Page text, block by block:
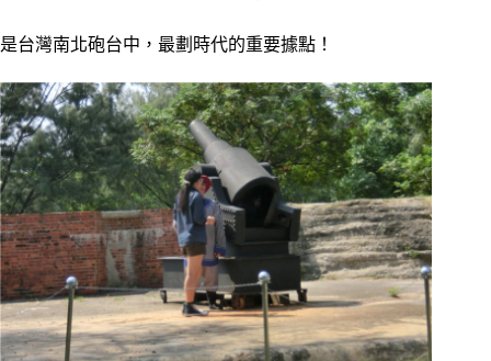
是台灣南北砲台中，最劃時代的重要據點！